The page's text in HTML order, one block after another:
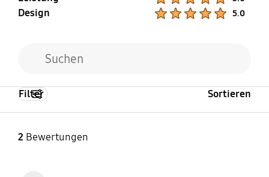
Design 5.0
2 Bewertungen
Filter Sortieren